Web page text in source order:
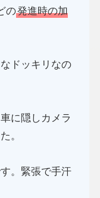
の発進時の加
ドッキリなの
に隠しカメラ
。
。緊張で手汗